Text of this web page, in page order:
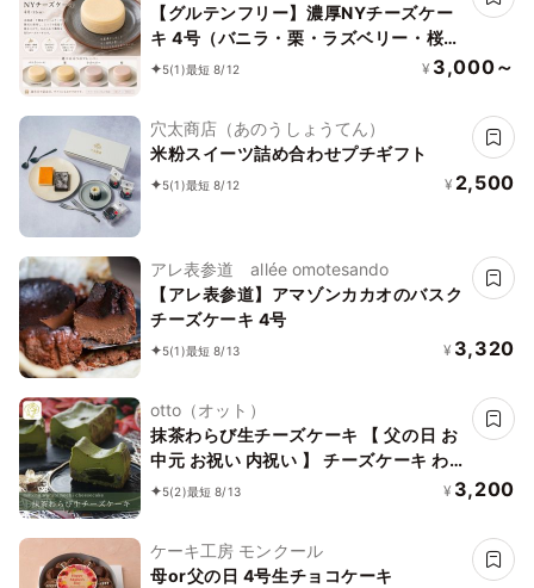
【グルテンフリー】濃厚NYチーズケー
キ 4号（バニラ・栗・ラズベリー・桜）
｜誕生日・ギフトに人気
5(1)最短 8/12 ¥ 3,000～
穴太商店（あのうしょうてん）
米粉スイーツ詰め合わせプチギフト
5(1)最短 8/12 ¥ 2,500
アレ表参道 allée omotesando
【アレ表参道】アマゾンカカオのバスク
チーズケーキ 4号
5(1)最短 8/13 ¥ 3,320
otto（オット）
抹茶わらび生チーズケーキ 【 父の日 お
中元 お祝い 内祝い 】 チーズケーキ わ
らびもち 手土産 誕生日 引越祝い 感謝
洋菓子 和菓子 冷凍発送
5(2)最短 8/13 ¥ 3,200
ケーキ工房 モンクール
母or父の日 4号生チョコケーキ